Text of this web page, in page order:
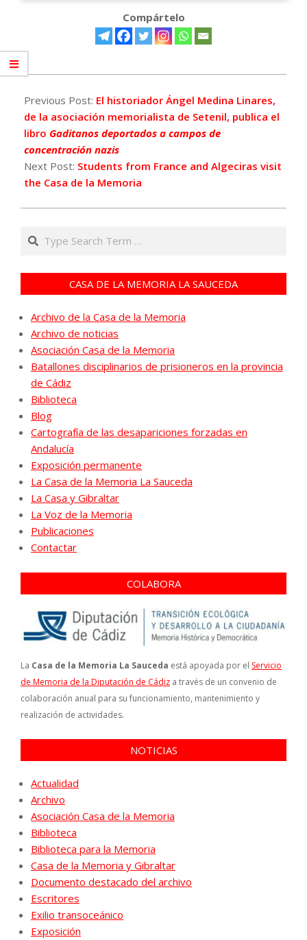
Compártelo
02-
19
Previous Post: El historiador Ángel Medina Linares,
de la asociación memorialista de Setenil, publica el
libro Gaditanos deportados a campos de
concentración nazis
Next Post: Students from France and Algeciras visit
the Casa de la Memoria
Search
CASA DE LA MEMORIA LA SAUCEDA
Archivo de la Casa de la Memoria
Archivo de noticias
Asociación Casa de la Memoria
Batallones disciplinarios de prisioneros en la provincia
de Cádiz
Biblioteca
Blog
Cartografía de las desapariciones forzadas en
Andalucía
Exposición permanente
La Casa de la Memoria La Sauceda
La Casa y Gibraltar
La Voz de la Memoria
Publicaciones
Contactar
COLABORA
La Casa de la Memoria La Sauceda está apoyada por el Servicio
de Memoria de la Diputación de Cádiz a través de un convenio de
colaboración anual para su funcionamiento, mantenimiento y
realización de actividades.
NOTICIAS
Actualidad
Archivo
Asociación Casa de la Memoria
Biblioteca
Biblioteca para la Memoria
Casa de la Memoria y Gibraltar
Documento destacado del archivo
Escritores
Exilio transoceánico
Exposición